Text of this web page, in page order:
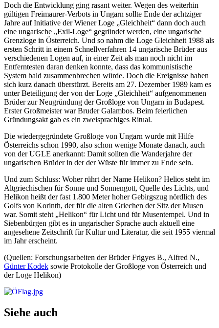
Doch die Entwicklung ging rasant weiter. Wegen des weiterhin
gültigen Freimaurer-Verbots in Ungarn sollte Ende der achtziger
Jahre auf Initiative der Wiener Loge „Gleichheit“ dann doch auch
eine ungarische „Exil-Loge“ gegründet werden, eine ungarische
Grenzloge in Österreich. Und so nahm die Loge Gleichheit 1988 als
ersten Schritt in einem Schnellverfahren 14 ungarische Brüder aus
verschiedenen Logen auf, in einer Zeit als man noch nicht im
Entferntesten daran denken konnte, dass das kommunistische
System bald zusammenbrechen würde. Doch die Ereignisse haben
sich kurz danach überstürzt. Bereits am 27. Dezember 1989 kam es
unter Beteiligung der von der Loge „Gleichheit“ aufgenommenen
Brüder zur Neugründung der Großloge von Ungarn in Budapest.
Erster Großmeister war Bruder Galambos. Beim feierlichen
Gründungsakt gab es ein zweisprachiges Ritual.
Die wiedergegründete Großloge von Ungarn wurde mit Hilfe
Österreichs schon 1990, also schon wenige Monate danach, auch
von der UGLE anerkannt: Damit sollten die Wanderjahre der
ungarischen Brüder in der der Wüste für immer zu Ende sein.
Und zum Schluss: Woher rührt der Name Helikon? Helios steht im
Altgriechischen für Sonne und Sonnengott, Quelle des Lichts, und
Helikon heißt der fast 1.800 Meter hoher Gebirgszug nördlich des
Golfs von Korinth, der für die alten Griechen der Sitz der Musen
war. Somit steht „Helikon“ für Licht und für Musentempel. Und in
Siebenbürgen gibt es in ungarischer Sprache auch aktuell eine
angesehene Zeitschrift für Kultur und Literatur, die seit 1955 viermal
im Jahr erscheint.
(Quellen: Forschungsarbeiten der Brüder Frigyes B., Alfred N.,
Günter Kodek sowie Protokolle der Großloge von Österreich und
der Loge Helikon)
Siehe auch